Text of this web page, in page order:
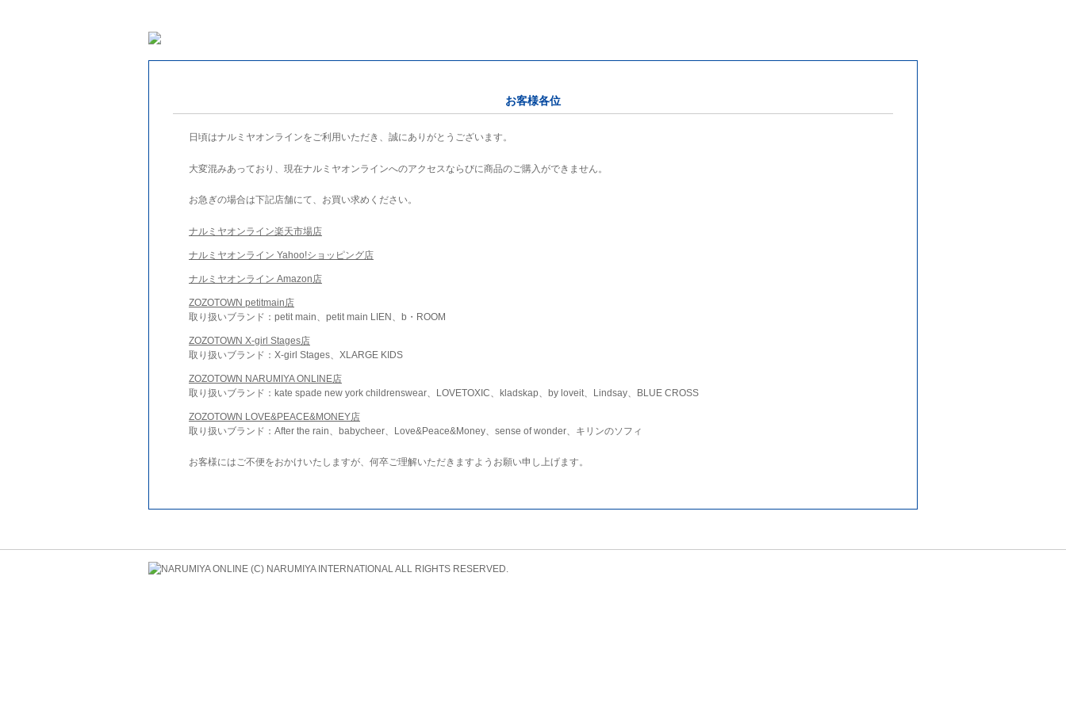
お客様各位
日頃はナルミヤオンラインをご利用いただき、誠にありがとうございます。
大変混みあっており、現在ナルミヤオンラインへのアクセスならびに商品のご購入ができません。
お急ぎの場合は下記店舗にて、お買い求めください。
ナルミヤオンライン楽天市場店
ナルミヤオンライン Yahoo!ショッピング店
ナルミヤオンライン Amazon店
ZOZOTOWN petitmain店
取り扱いブランド：petit main、petit main LIEN、b・ROOM
ZOZOTOWN X-girl Stages店
取り扱いブランド：X-girl Stages、XLARGE KIDS
ZOZOTOWN NARUMIYA ONLINE店
取り扱いブランド：kate spade new york childrenswear、LOVETOXIC、kladskap、by loveit、Lindsay、BLUE CROSS
ZOZOTOWN LOVE&PEACE&MONEY店
取り扱いブランド：After the rain、babycheer、Love&Peace&Money、sense of wonder、キリンのソフィ
お客様にはご不便をおかけいたしますが、何卒ご理解いただきますようお願い申し上げます。